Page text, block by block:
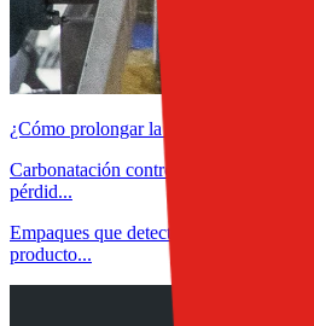
¿Cómo prolongar la vida útil del aceite
Carbonatación controlada en bebidas
pérdid...
Empaques que detectan, protegen y
producto...